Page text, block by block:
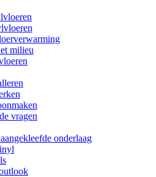
milieu
vragen
onderlaag